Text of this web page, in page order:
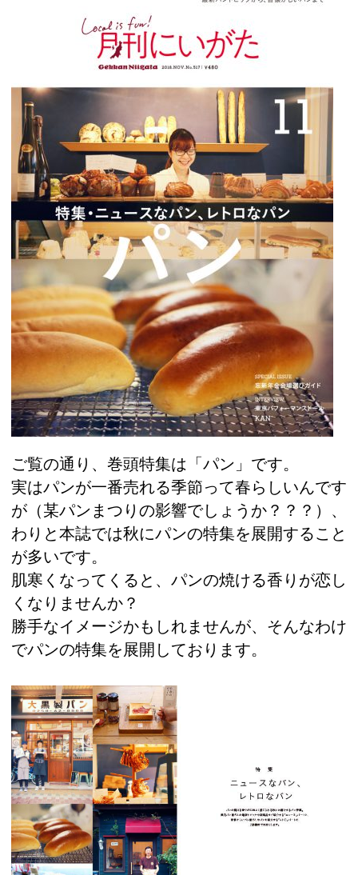
ご覧の通り、巻頭特集は「パン」です。
実はパンが一番売れる季節って春らしいんです
が（某パンまつりの影響でしょうか？？？）、
わりと本誌では秋にパンの特集を展開すること
が多いです。
肌寒くなってくると、パンの焼ける香りが恋し
くなりませんか？
勝手なイメージかもしれませんが、そんなわけ
でパンの特集を展開しております。